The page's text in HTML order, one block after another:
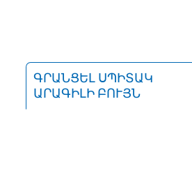
ԳՐԱՆՑԵԼ ՍՊԻՏԱԿ
ԱՐԱԳԻԼԻ ԲՈՒՅՆ